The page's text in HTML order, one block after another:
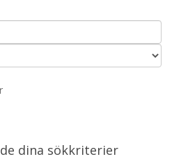
dina sökkriterier